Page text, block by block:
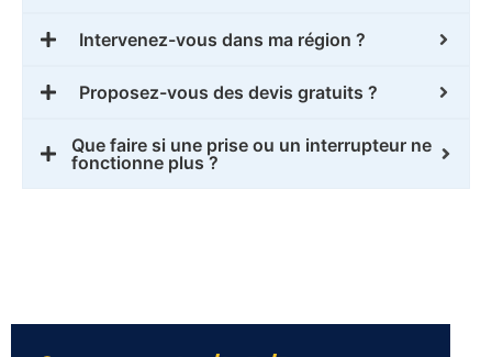
Intervenez-vous dans ma région ?
Proposez-vous des devis gratuits ?
Que faire si une prise ou un interrupteur ne
fonctionne plus ?